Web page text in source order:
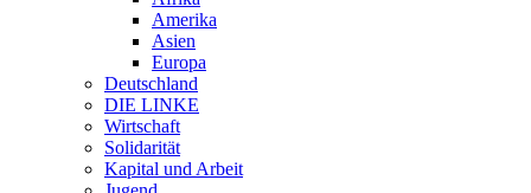
Amerika
Asien
Europa
Deutschland
DIE LINKE
Wirtschaft
Solidarität
Kapital und Arbeit